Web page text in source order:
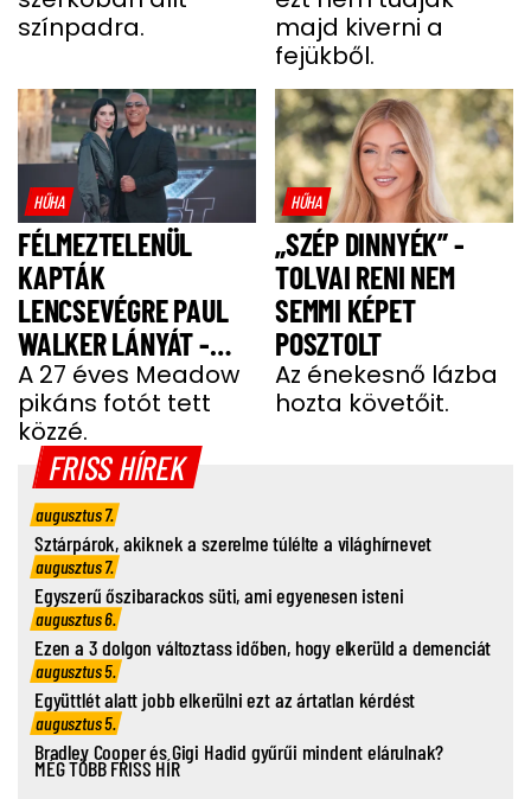
színpadra.
majd kiverni a
fejükből.
HŰHA
FÉLMEZTELENÜL
KAPTÁK
LENCSEVÉGRE PAUL
WALKER LÁNYÁT -
FOTÓ
A 27 éves Meadow
pikáns fotót tett
közzé.
HŰHA
„SZÉP DINNYÉK” -
TOLVAI RENI NEM
SEMMI KÉPET
POSZTOLT
Az énekesnő lázba
hozta követőit.
FRISS HÍREK
augusztus 7.
Sztárpárok, akiknek a szerelme túlélte a világhírnevet
augusztus 7.
Egyszerű őszibarackos süti, ami egyenesen isteni
augusztus 6.
Ezen a 3 dolgon változtass időben, hogy elkerüld a demenciát
augusztus 5.
Együttlét alatt jobb elkerülni ezt az ártatlan kérdést
augusztus 5.
Bradley Cooper és Gigi Hadid gyűrűi mindent elárulnak?
MÉG TÖBB FRISS HÍR